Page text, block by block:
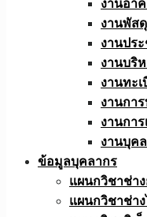
งานอา
งานพัสดุ
งานปร
งานบริ
งานทะเ
งานกา
งานการ
งานบุค
ข้อมูลบุคลากร
แผนกวิชาช่า
แผนกวิชาช่า